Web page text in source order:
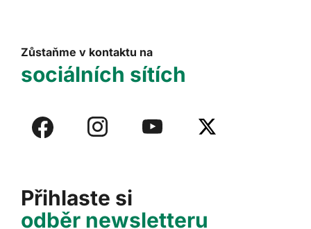
Přihlaste si
odběr newsletteru
Zůstaňme v kontaktu na
sociálních sítích